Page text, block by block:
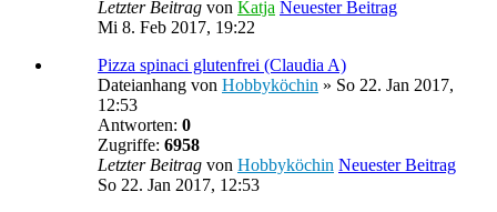
Letzter Beitrag von Katja Neuester Beitrag
Mi 8. Feb 2017, 19:22
Pizza spinaci glutenfrei (Claudia A)
Dateianhang von Hobbyköchin » So 22. Jan 2017,
12:53
Antworten: 0
Zugriffe: 6958
Letzter Beitrag von Hobbyköchin Neuester Beitrag
So 22. Jan 2017, 12:53